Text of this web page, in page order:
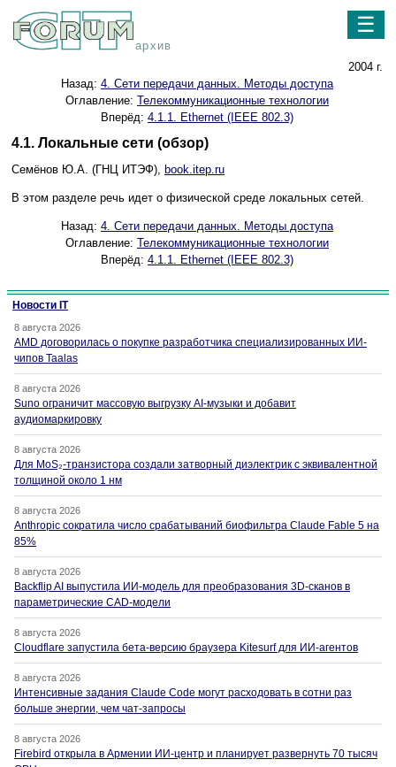
архив
☰
2004 г.
Назад: 4. Сети передачи данных. Методы доступа
Оглавление: Телекоммуникационные технологии
Вперёд: 4.1.1. Ethernet (IEEE 802.3)
4.1. Локальные сети (обзор)
Семёнов Ю.А. (ГНЦ ИТЭФ), book.itep.ru
В этом разделе речь идет о физической среде локальных сетей.
Назад: 4. Сети передачи данных. Методы доступа
Оглавление: Телекоммуникационные технологии
Вперёд: 4.1.1. Ethernet (IEEE 802.3)
Новости IT
8 августа 2026
AMD договорилась о покупке разработчика специализированных ИИ-
чипов Taalas
8 августа 2026
Suno ограничит массовую выгрузку AI-музыки и добавит
аудиомаркировку
8 августа 2026
Для MoS₂-транзистора создали затворный диэлектрик с эквивалентной
толщиной около 1 нм
8 августа 2026
Anthropic сократила число срабатываний биофильтра Claude Fable 5 на
85%
8 августа 2026
Backflip AI выпустила ИИ-модель для преобразования 3D-сканов в
параметрические CAD-модели
8 августа 2026
Cloudflare запустила бета-версию браузера Kitesurf для ИИ-агентов
8 августа 2026
Интенсивные задания Claude Code могут расходовать в сотни раз
больше энергии, чем чат-запросы
8 августа 2026
Firebird открыла в Армении ИИ-центр и планирует развернуть 70 тысяч